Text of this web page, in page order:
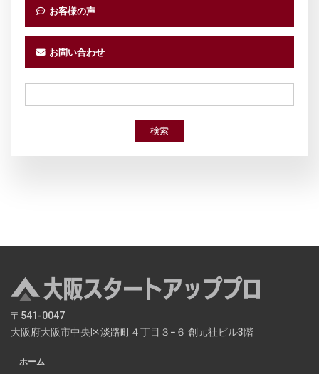
お客様の声
お問い合わせ
検索
〒541-0047
大阪府大阪市中央区淡路町４丁目３−６ 創元社ビル3階
ホーム